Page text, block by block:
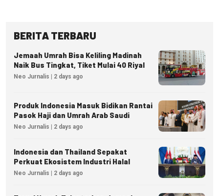
BERITA TERBARU
Jemaah Umrah Bisa Keliling Madinah
Naik Bus Tingkat, Tiket Mulai 40 Riyal
Neo Jurnalis | 2 days ago
Produk Indonesia Masuk Bidikan Rantai
Pasok Haji dan Umrah Arab Saudi
Neo Jurnalis | 2 days ago
Indonesia dan Thailand Sepakat
Perkuat Ekosistem Industri Halal
Neo Jurnalis | 2 days ago